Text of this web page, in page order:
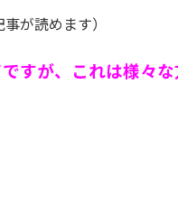
が読めます）
すが、これは様々